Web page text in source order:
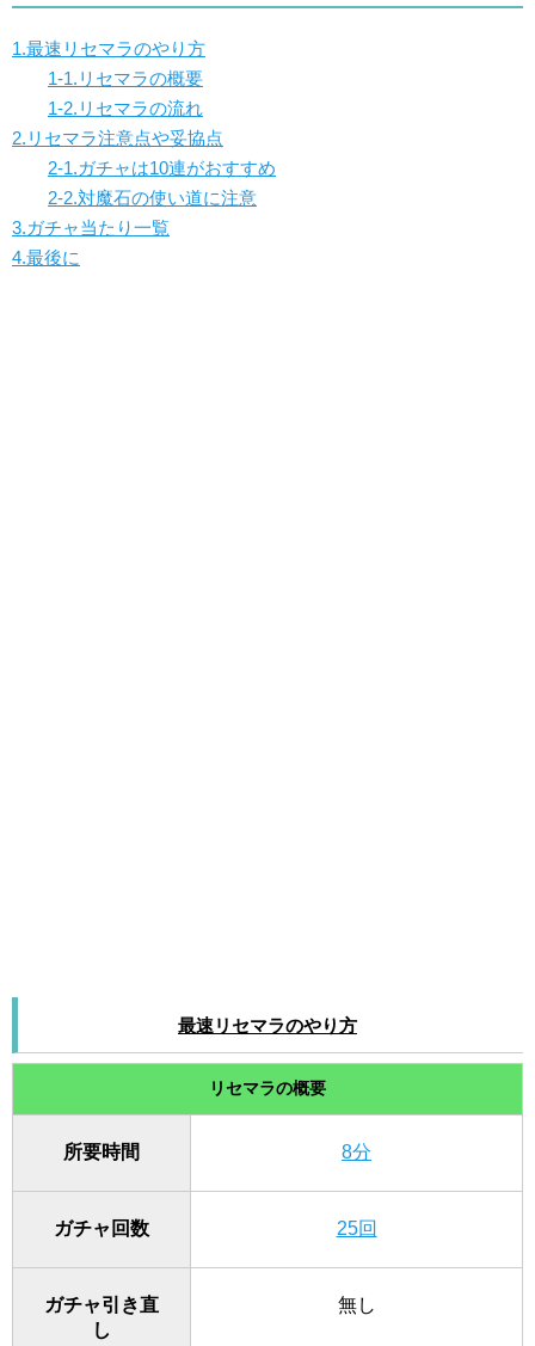
1.最速リセマラのやり方
1-1.リセマラの概要
1-2.リセマラの流れ
2.リセマラ注意点や妥協点
2-1.ガチャは10連がおすすめ
2-2.対魔石の使い道に注意
3.ガチャ当たり一覧
4.最後に
最速リセマラのやり方
リセマラの概要
所要時間 8分
ガチャ回数 25回
ガチャ引き直
し
無し